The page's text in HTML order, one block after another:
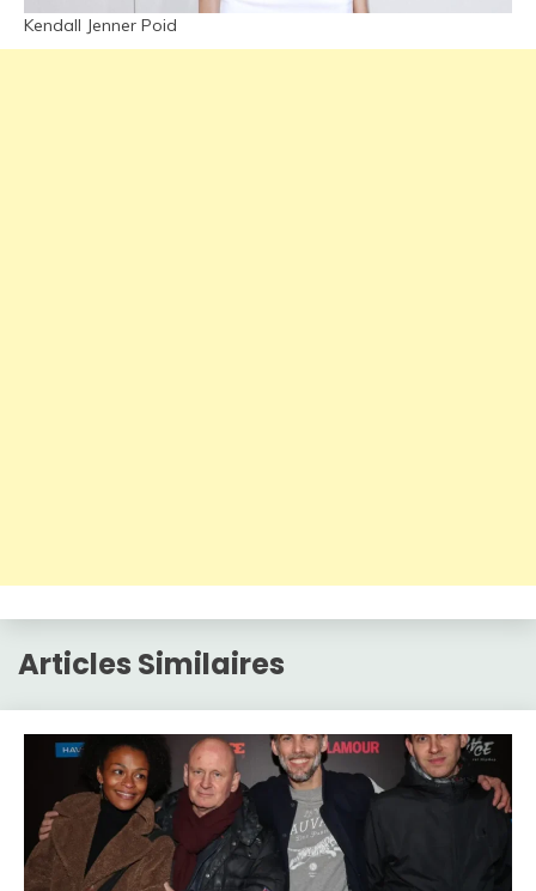
Kendall Jenner Poid
Articles Similaires